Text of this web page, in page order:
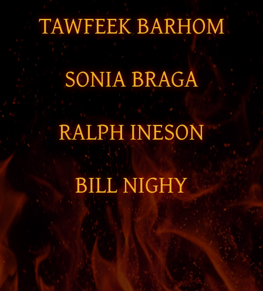
TAWFEEK BARHOM
SONIA BRAGA
RALPH INESON
BILL NIGHY